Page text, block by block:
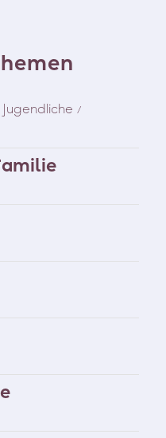
Jugendliche /